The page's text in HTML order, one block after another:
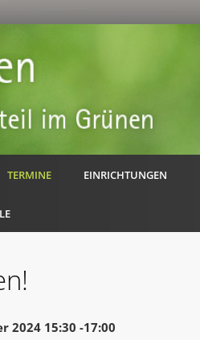
TERMINE EINRICHTUNGEN
2024 15:30 -17:00